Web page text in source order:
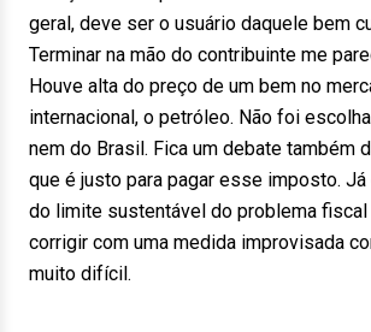
geral, deve ser o usuário daquele bem
Terminar na mão do contribuinte me
Houve alta do preço de um bem no
internacional, o petróleo. Não foi
nem do Brasil. Fica um debate também
que é justo para pagar esse imposto.
do limite sustentável do problema fiscal
corrigir com uma medida improvisada
muito difícil.